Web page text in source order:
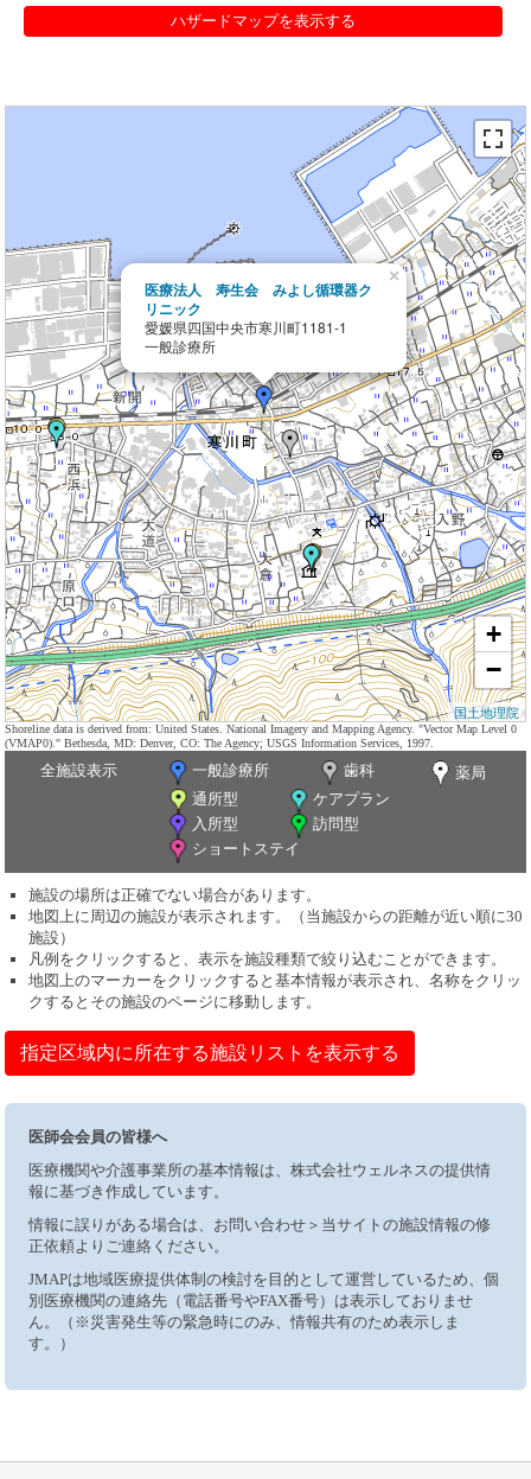
ハザードマップを表示する
医療法人 寿生会 みよし循環器ク
リニック
愛媛県四国中央市寒川町1181-1
一般診療所
×
+
−
国土地理院
Shoreline data is derived from: United States. National Imagery and Mapping Agency. "Vector Map Level 0
(VMAP0)." Bethesda, MD: Denver, CO: The Agency; USGS Information Services, 1997.
全施設表示 一般診療所 歯科
薬局
通所型
ケアプラン
入所型
訪問型
ショートステイ
施設の場所は正確でない場合があります。
地図上に周辺の施設が表示されます。（当施設からの距離が近い順に30
施設）
凡例をクリックすると、表示を施設種類で絞り込むことができます。
地図上のマーカーをクリックすると基本情報が表示され、名称をクリッ
クするとその施設のページに移動します。
指定区域内に所在する施設リストを表示する
医師会会員の皆様へ
医療機関や介護事業所の基本情報は、株式会社ウェルネスの提供情
報に基づき作成しています。
情報に誤りがある場合は、お問い合わせ＞当サイトの施設情報の修
正依頼よりご連絡ください。
JMAPは地域医療提供体制の検討を目的として運営しているため、個
別医療機関の連絡先（電話番号やFAX番号）は表示しておりませ
ん。（※災害発生等の緊急時にのみ、情報共有のため表示しま
す。）